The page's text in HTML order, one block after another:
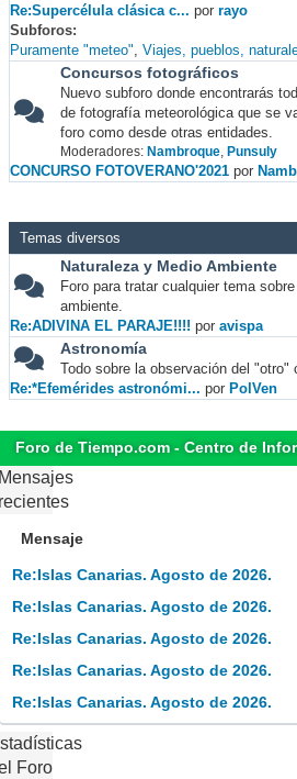
Re:Supercélula clásica c... por rayo
Subforos
Puramente "meteo" Viajes, pueblos,
Concursos fotográficos
Nuevo subforo donde encontrarás
de fotografía meteorológica que se
foro como desde otras entidades.
Moderadores: Nambroque, Punsuly
CONCURSO FOTOVERANO'2021 por
Temas diversos
Naturaleza y Medio Ambiente
Foro para tratar cualquier tema
ambiente.
Re:ADIVINA EL PARAJE!!!! por avispa
Astronomía
Todo sobre la observación del "otro"
Re:*Efemérides astronómi... por PolVen
Foro de Tiempo.com - Centro de
Mensaje
Re:Islas Canarias. Agosto de 2026.
Re:Islas Canarias. Agosto de 2026.
Re:Islas Canarias. Agosto de 2026.
Re:Islas Canarias. Agosto de 2026.
Re:Islas Canarias. Agosto de 2026.
Foro